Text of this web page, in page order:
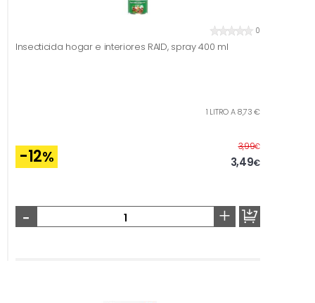
0
Insecticida hogar e interiores RAID, spray 400 ml
1 LITRO A 8,73 €
-12%
3,99€Before
3,49€
- +